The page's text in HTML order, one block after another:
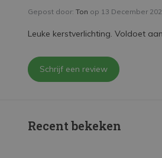
Gepost door: Ton op 13 December
Leuke kerstverlichting. Voldoet
Schrijf een review
Recent bekeken